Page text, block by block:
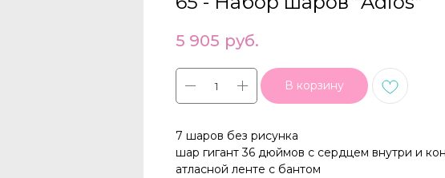
5 905 руб.
В корзину
7 шаров без рисунка
шар гигант 36 дюймов с сердцем внутри и
атласной ленте с бантом